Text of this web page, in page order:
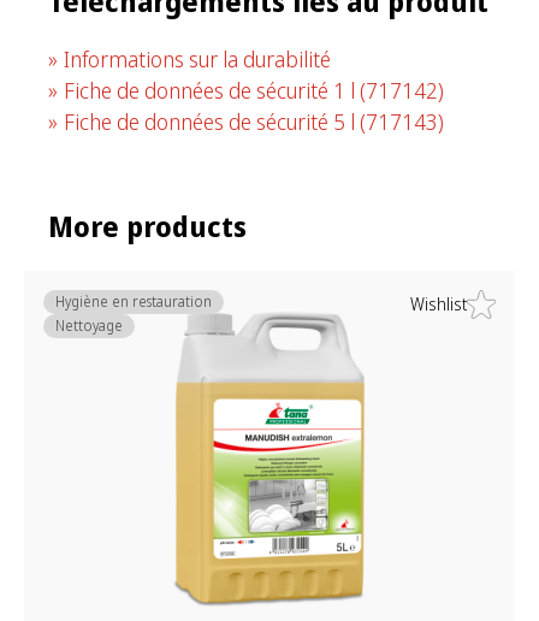
Informations sur la durabilité
Fiche de données de sécurité 1 l (717142)
Fiche de données de sécurité 5 l (717143)
More products
Wishlist
Hygiène en restauration
Nettoyage